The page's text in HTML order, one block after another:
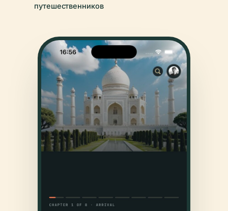
путешественников